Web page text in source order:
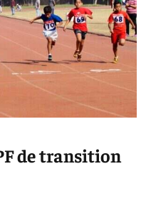
de transition